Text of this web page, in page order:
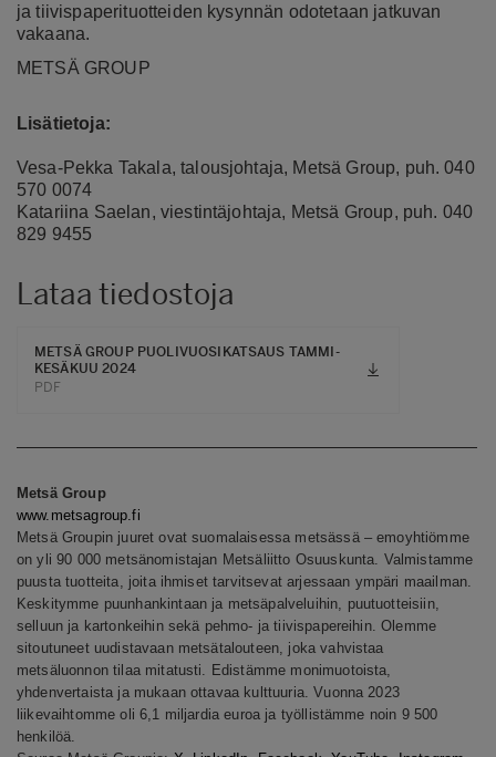
ja tiivispaperituotteiden kysynnän odotetaan jatkuvan
vakaana.
METSÄ GROUP
Lisätietoja:
Vesa-Pekka Takala, talousjohtaja, Metsä Group, puh. 040
570 0074
Katariina Saelan, viestintäjohtaja, Metsä Group, puh. 040
829 9455
Lataa tiedostoja
METSÄ GROUP PUOLIVUOSIKATSAUS TAMMI-
KESÄKUU 2024
PDF
Metsä Group
www.metsagroup.fi
Metsä Groupin juuret ovat suomalaisessa metsässä – emoyhtiömme
on yli 90 000 metsänomistajan Metsäliitto Osuuskunta. Valmistamme
puusta tuotteita, joita ihmiset tarvitsevat arjessaan ympäri maailman.
Keskitymme puunhankintaan ja metsäpalveluihin, puutuotteisiin,
selluun ja kartonkeihin sekä pehmo- ja tiivispapereihin. Olemme
sitoutuneet uudistavaan metsätalouteen, joka vahvistaa
metsäluonnon tilaa mitatusti. Edistämme monimuotoista,
yhdenvertaista ja mukaan ottavaa kulttuuria. Vuonna 2023
liikevaihtomme oli 6,1 miljardia euroa ja työllistämme noin 9 500
henkilöä.